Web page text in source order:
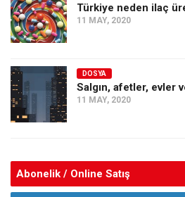
Türkiye neden ilaç
11 MAY, 2020
DOSYA
Salgın, afetler, evler
11 MAY, 2020
Abonelik / Online Satış